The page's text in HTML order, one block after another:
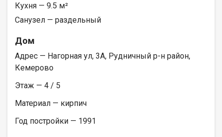
Кухня — 9.5 м²
Санузел — раздельный
Дом
Адрес — Нагорная ул, 3А, Рудничный р-н район,
Кемерово
Этаж — 4 / 5
Материал — кирпич
Год постройки — 1991